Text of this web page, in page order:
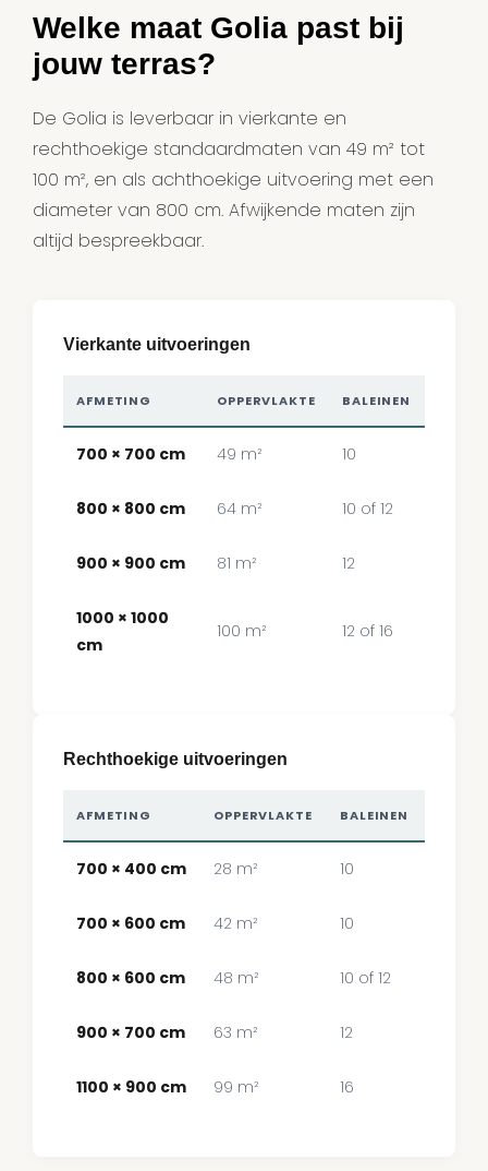
Welke maat Golia past bij
jouw terras?
De Golia is leverbaar in vierkante en
rechthoekige standaardmaten van 49 m² tot
100 m², en als achthoekige uitvoering met een
diameter van 800 cm. Afwijkende maten zijn
altijd bespreekbaar.
Vierkante uitvoeringen
AFMETING OPPERVLAKTE BALEINEN
700 × 700 cm 49 m² 10
800 × 800 cm 64 m² 10 of 12
900 × 900 cm 81 m² 12
1000 × 1000
cm
100 m² 12 of 16
Rechthoekige uitvoeringen
AFMETING OPPERVLAKTE BALEINEN
700 × 400 cm 28 m² 10
700 × 600 cm 42 m² 10
800 × 600 cm 48 m² 10 of 12
900 × 700 cm 63 m² 12
1100 × 900 cm 99 m² 16